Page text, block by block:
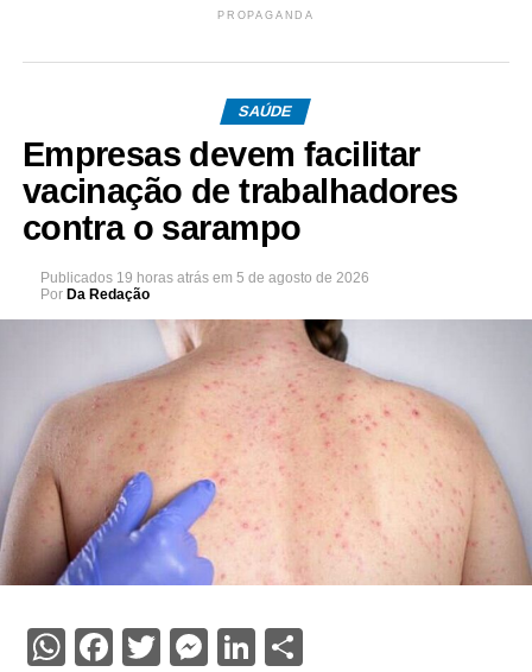
PROPAGANDA
SAÚDE
Empresas devem facilitar
vacinação de trabalhadores
contra o sarampo
Publicados 19 horas atrás em 5 de agosto de 2026
Por Da Redação
WhatsApp
Facebook
Twitter
Messenger
LinkedIn
Share